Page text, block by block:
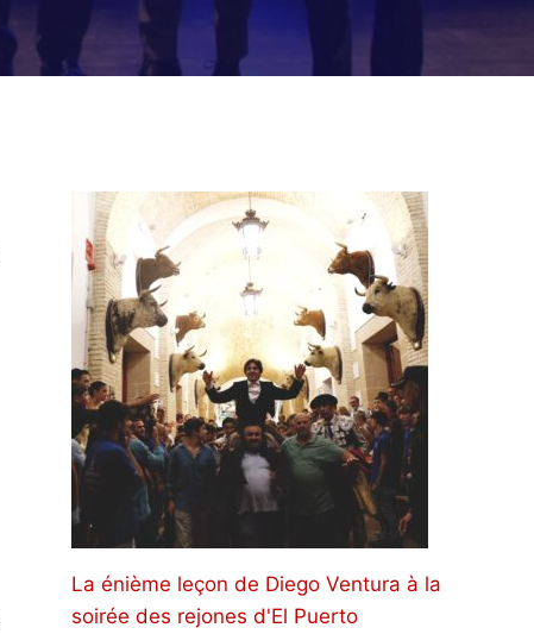
La énième leçon de Diego Ventura à la
soirée des rejones d'El Puerto